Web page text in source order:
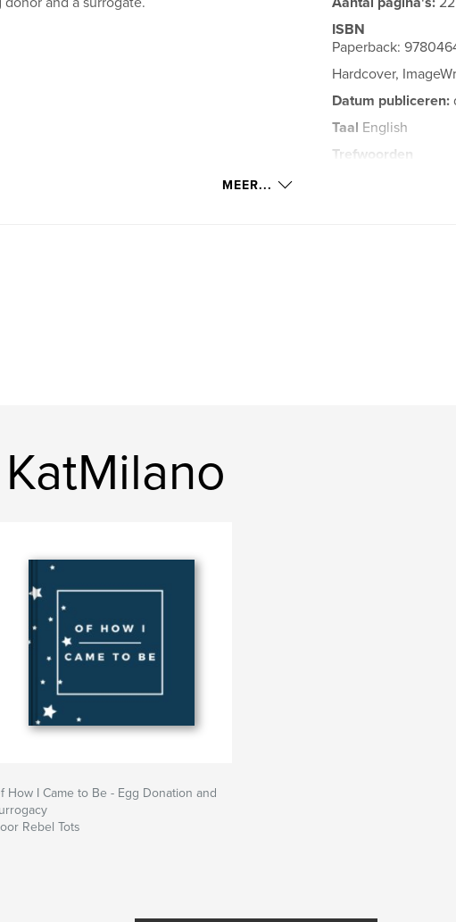
ISBN
Paperback:
Hardcover,
Datum publiceren:
Taal English
Trefwoorden
MEER...
How I Came to Be - Egg Donation and
Rebel Tots